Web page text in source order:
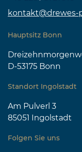
kontakt@drewes-
Hauptsitz Bonn
D-53175 Bonn
Standort Ingolstadt
Am Pulverl 3
85051 Ingolstadt
Folgen Sie uns